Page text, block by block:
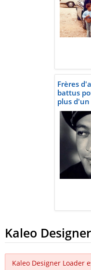
Frères
battus
plus d'un
Kaleo
Kaleo Designer Loader